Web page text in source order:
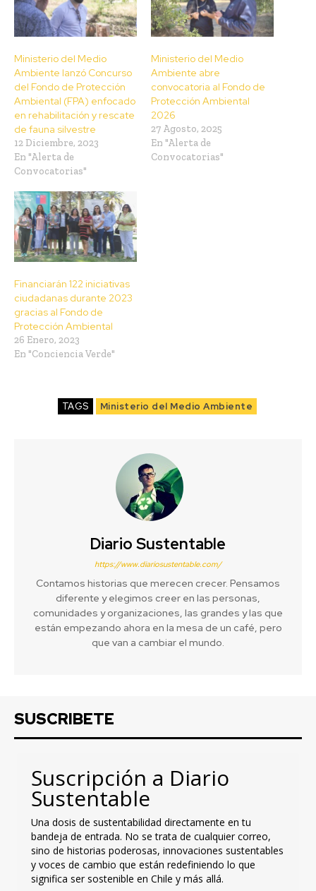
Ministerio del Medio
Ambiente lanzó Concurso
del Fondo de Protección
Ambiental (FPA) enfocado
en rehabilitación y rescate
de fauna silvestre
12 Diciembre, 2023
En "Alerta de
Convocatorias"
Ministerio del Medio
Ambiente abre
convocatoria al Fondo de
Protección Ambiental
2026
27 Agosto, 2025
En "Alerta de
Convocatorias"
Financiarán 122 iniciativas
ciudadanas durante 2023
gracias al Fondo de
Protección Ambiental
26 Enero, 2023
En "Conciencia Verde"
TAGS Ministerio del Medio Ambiente
Diario Sustentable
https://www.diariosustentable.com/
Contamos historias que merecen crecer. Pensamos
diferente y elegimos creer en las personas,
comunidades y organizaciones, las grandes y las que
están empezando ahora en la mesa de un café, pero
que van a cambiar el mundo.
SUSCRIBETE
Suscripción a Diario
Sustentable
Una dosis de sustentabilidad directamente en tu
bandeja de entrada. No se trata de cualquier correo,
sino de historias poderosas, innovaciones sustentables
y voces de cambio que están redefiniendo lo que
significa ser sostenible en Chile y más allá.